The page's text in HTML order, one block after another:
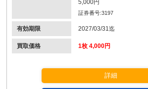
5,000円
証券番号:3197
有効期限 2027/03/31迄
買取価格 1枚 4,000円
詳細